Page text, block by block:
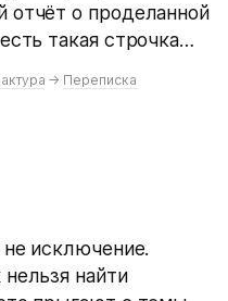
отчёт о проделанной
такая строчка…
→ Переписка
не исключение.
найти